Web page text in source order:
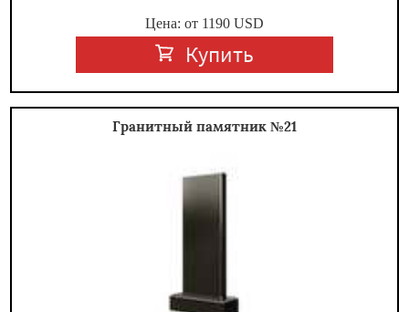
Цена: от 1190 USD
Купить
Гранитный памятник №21